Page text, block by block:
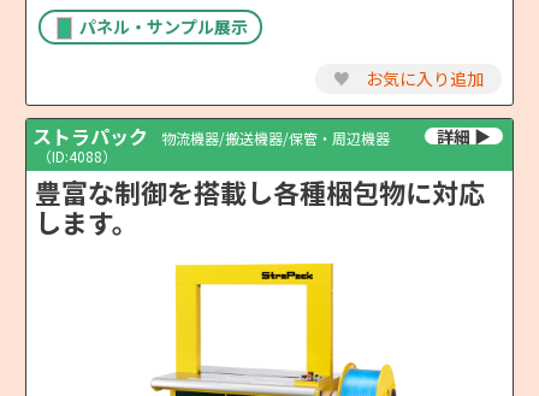
パネル・サンプル展示
♥ お気に入り追加
ストラパック
物流機器/搬送機器/保管・周辺機器
（ID:4088）
豊富な制御を搭載し各種梱包物に対応
します。